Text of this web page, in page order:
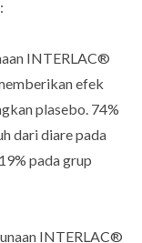
INTERLAC®
efek
plasebo. 74%
dari diare pada
pada grup
INTERLAC®